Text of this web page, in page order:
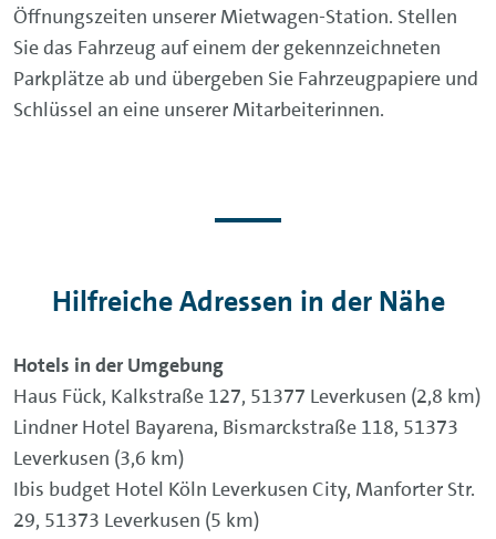
Öffnungszeiten unserer Mietwagen-Station. Stellen
Sie das Fahrzeug auf einem der gekennzeichneten
Parkplätze ab und übergeben Sie Fahrzeugpapiere und
Schlüssel an eine unserer Mitarbeiterinnen.
Hilfreiche Adressen in der Nähe
Hotels in der Umgebung
Haus Fück, Kalkstraße 127, 51377 Leverkusen (2,8 km)
Lindner Hotel Bayarena, Bismarckstraße 118, 51373
Leverkusen (3,6 km)
Ibis budget Hotel Köln Leverkusen City, Manforter Str.
29, 51373 Leverkusen (5 km)